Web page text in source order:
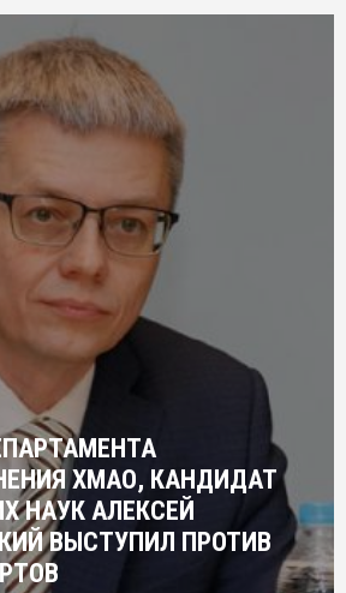
ХМАО, КАНДИДАТ
НАУК АЛЕКСЕЙ
ВЫСТУПИЛ ПРОТИВ